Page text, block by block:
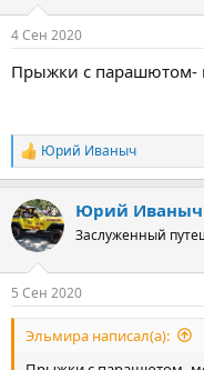
4 Сен 2020
Прыжки с парашютом-
Р
е
к
ц
и
Юрий Иваныч
Юрий Иваныч
Заслуженный
5 Сен 2020
Эльмира написал(а):